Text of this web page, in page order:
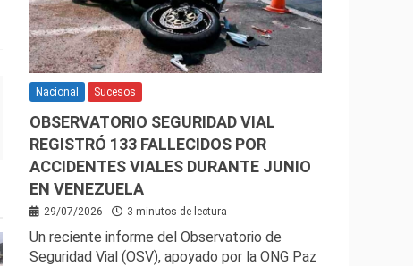
Nacional Sucesos
OBSERVATORIO SEGURIDAD VIAL
REGISTRÓ 133 FALLECIDOS POR
ACCIDENTES VIALES DURANTE JUNIO
EN VENEZUELA
29/07/2026 3 minutos de lectura
Un reciente informe del Observatorio de
Seguridad Vial (OSV), apoyado por la ONG Paz